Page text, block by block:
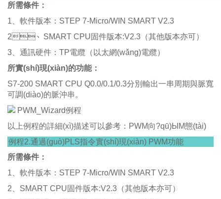
所需條件：
1、軟件版本：STEP 7-Micro/WIN SMART V2.3
2、SMART CPU固件版本:V2.3（其他版本亦可）
3、通訊硬件：TP電纜（以太網(wǎng)電纜）
所實(shí)現(xiàn)的功能：
S7-200 SMART CPU Q0.0/0.1/0.3分別輸出一串周期與脈寬
可調(diào)的脈沖串。
PWM_Wizard例程
以上例程的詳細(xì)描述可以參考： PWM向?qū)ЫM態(tài)
例程2.通過(guò)PLS指令實(shí)現(xiàn) PWM功能
所需條件：
1、軟件版本：STEP 7-Micro/WIN SMART V2.3
2、SMART CPU固件版本:V2.3（其他版本亦可）